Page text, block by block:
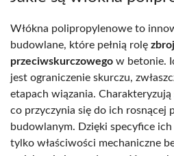
Włókna polipropylenowe to
budowlane, które pełnią rolę
przeciwskurczowego w betonie.
jest ograniczenie skurczu,
etapach wiązania. Charakteryzują
co przyczynia się do ich rosnącej
budowlanym. Dzięki specyfice
tylko właściwości mechaniczne